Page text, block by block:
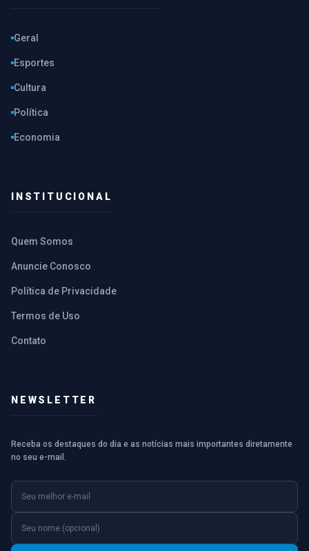
Geral
Esportes
Cultura
Política
Economia
INSTITUCIONAL
Quem Somos
Anuncie Conosco
Política de Privacidade
Termos de Uso
Contato
NEWSLETTER
Receba os destaques do dia e as notícias mais importantes diretamente
no seu e-mail.
E-mail
Nome (opcional)